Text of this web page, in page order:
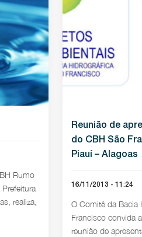
Rumo
realiza,
Reunião de
do CBH São
Piauí – Alagoas
16/11/2013 - 11:24
O Comitê da Bacia
Francisco convida
reunião de